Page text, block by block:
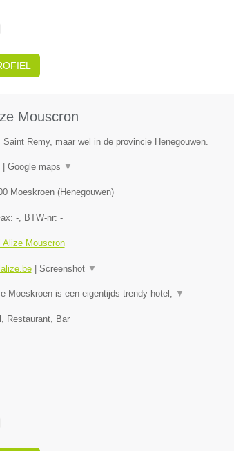
Mouscron
Remy, maar wel in de provincie Henegouwen.
| Google maps ▼
Moeskroen(Henegouwen)
-, BTW-nr: -
Alize Mouscron
| Screenshot ▼
Moeskroen is een eigentijds trendy hotel, ▼
Restaurant, Bar